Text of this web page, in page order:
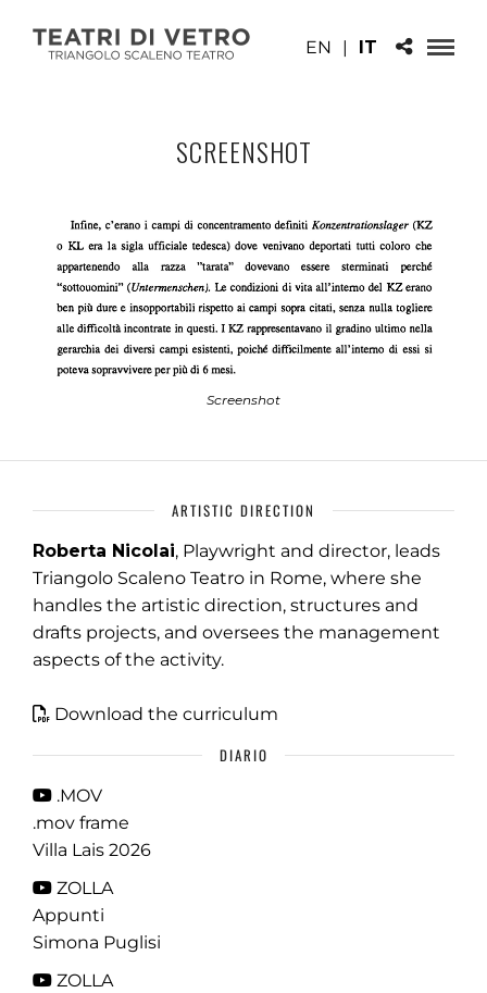
EN | IT
SCREENSHOT
Screenshot
ARTISTIC DIRECTION
Roberta Nicolai, Playwright and director, leads
Triangolo Scaleno Teatro in Rome, where she
handles the artistic direction, structures and
drafts projects, and oversees the management
aspects of the activity.
Download the curriculum
DIARIO
.MOV
.mov frame
Villa Lais 2026
ZOLLA
Appunti
Simona Puglisi
ZOLLA